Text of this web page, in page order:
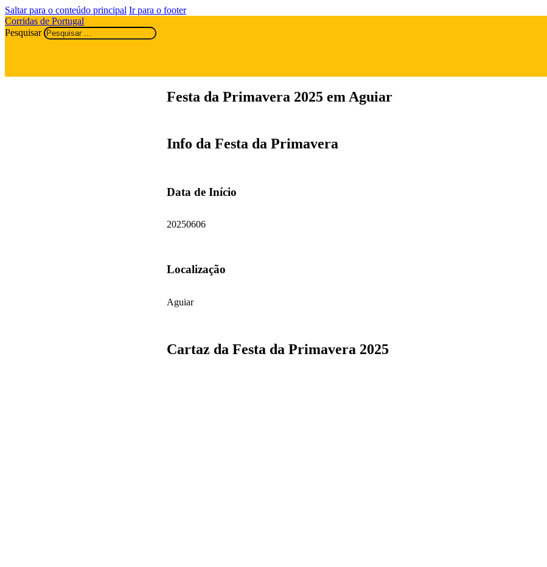
Saltar para o conteúdo principal Ir para o footer
Corridas de Portugal
Pesquisar
Festa da Primavera 2025 em Aguiar
Info da Festa da Primavera
Data de Início
20250606
Localização
Aguiar
Cartaz da Festa da Primavera 2025